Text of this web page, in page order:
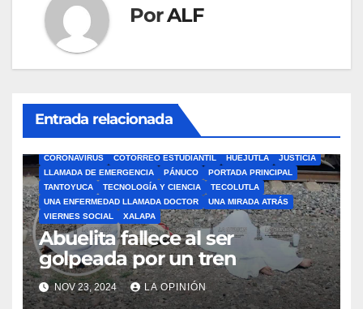
PorALF
Entrada relacionada
CORONAVIRUS
COTORREO ESTUDIANTIL HUEJUTLA
JUSTICIA
LLAMADA DE EMERGENCIA
PÁNUCO
PORTADA PRINCIPAL
TANTOYUCA
TECNOLOGÍA Y CIENCIA
TECOLUTLA
UNA ENFERMEDAD LLAMADA DOCTOR
UNA MIRADA ATRÁS
VIERNES SOCIAL
XALAPA
Abuelita fallece al ser
golpeada por un tren
NOV 23, 2024 LA OPINIÓN